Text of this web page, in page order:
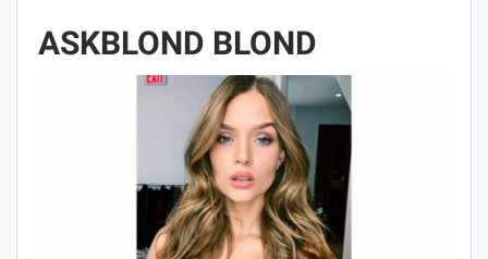
ASKBLOND BLOND